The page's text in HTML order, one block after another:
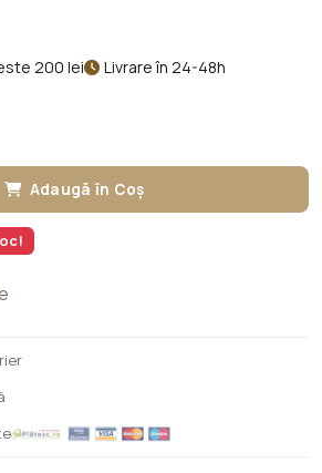
200 lei Livrare în 24-48h
Adaugă în Coș